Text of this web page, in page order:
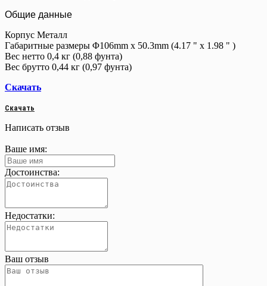
Общие данные
Корпус Металл
Габаритные размеры Φ106mm x 50.3mm (4.17 " x 1.98 " )
Вес нетто 0,4 кг (0,88 фунта)
Вес брутто 0,44 кг (0,97 фунта)
Скачать
Скачать
Написать отзыв
Ваше имя:
Достоинства:
Недостатки:
Ваш отзыв